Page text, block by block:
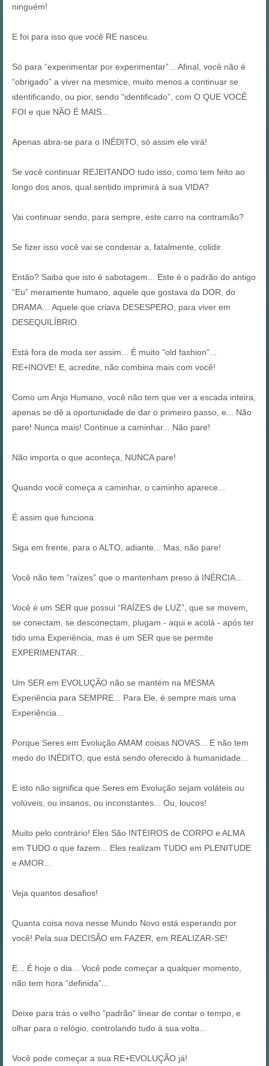
ninguém!
E foi para isso que você RE nasceu.
Só para “experimentar por experimentar”... Afinal, você não é
“obrigado” a viver na mesmice, muito menos a continuar se
identificando, ou pior, sendo “identificado”, com O QUE VOCÊ
FOI e que NÃO É MAIS...
Apenas abra-se para o INÉDITO, só assim ele virá!
Se você continuar REJEITANDO tudo isso, como tem feito ao
longo dos anos, qual sentido imprimirá à sua VIDA?
Vai continuar sendo, para sempre, este carro na contramão?
Se fizer isso você vai se condenar a, fatalmente, colidir.
Então? Saiba que isto é sabotagem... Este é o padrão do antigo
“Eu” meramente humano, aquele que gostava da DOR, do
DRAMA... Aquele que criava DESESPERO, para viver em
DESEQUILÍBRIO.
Está fora de moda ser assim... É muito "old fashion"...
RE+INOVE! E, acredite, não combina mais com você!
Como um Anjo Humano, você não tem que ver a escada inteira,
apenas se dê a oportunidade de dar o primeiro passo, e... Não
pare! Nunca mais! Continue a caminhar... Não pare!
Não importa o que aconteça, NUNCA pare!
Quando você começa a caminhar, o caminho aparece...
É assim que funciona.
Siga em frente, para o ALTO, adiante... Mas, não pare!
Você não tem “raízes” que o mantenham preso à INÉRCIA...
Você é um SER que possui “RAÍZES de LUZ”, que se movem,
se conectam, se desconectam, plugam - aqui e acolá - após ter
tido uma Experiência, mas é um SER que se permite
EXPERIMENTAR...
Um SER em EVOLUÇÃO não se mantém na MESMA
Experiência para SEMPRE... Para Ele, é sempre mais uma
Experiência...
Porque Seres em Evolução AMAM coisas NOVAS... E não tem
medo do INÉDITO, que está sendo oferecido à humanidade...
E isto não significa que Seres em Evolução sejam voláteis ou
volúveis, ou insanos, ou inconstantes... Ou, loucos!
Muito pelo contrário! Eles São INTEIROS de CORPO e ALMA
em TUDO o que fazem... Eles realizam TUDO em PLENITUDE
e AMOR...
Veja quantos desafios!
Quanta coisa nova nesse Mundo Novo está esperando por
você! Pela sua DECISÃO em FAZER, em REALIZAR-SE!
E... É hoje o dia... Você pode começar a qualquer momento,
não tem hora “definida”...
Deixe para trás o velho “padrão” linear de contar o tempo, e
olhar para o relógio, controlando tudo à sua volta...
Você pode começar a sua RE+EVOLUÇÃO já!